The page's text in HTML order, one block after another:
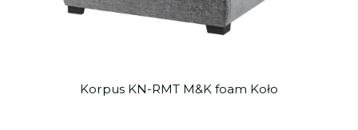
Korpus KN-RMT M&K foam Koło